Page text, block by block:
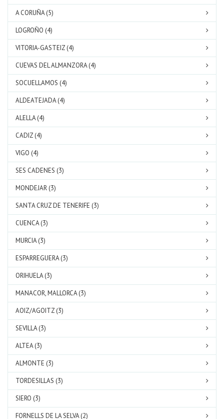
A CORUÑA (5)
LOGROÑO (4)
VITORIA-GASTEIZ (4)
CUEVAS DEL ALMANZORA (4)
SOCUELLAMOS (4)
ALDEATEJADA (4)
ALELLA (4)
CADIZ (4)
VIGO (4)
SES CADENES (3)
MONDEJAR (3)
SANTA CRUZ DE TENERIFE (3)
CUENCA (3)
MURCIA (3)
ESPARREGUERA (3)
ORIHUELA (3)
MANACOR, MALLORCA (3)
AOIZ/AGOITZ (3)
SEVILLA (3)
ALTEA (3)
ALMONTE (3)
TORDESILLAS (3)
SIERO (3)
FORNELLS DE LA SELVA (2)